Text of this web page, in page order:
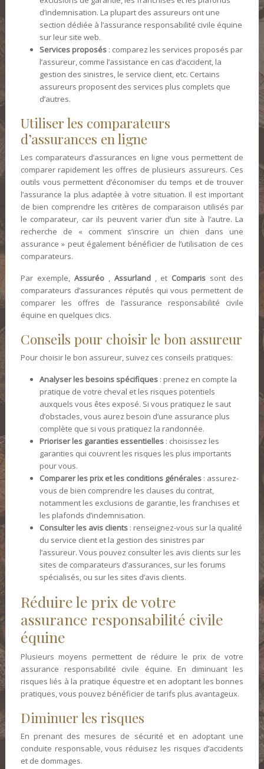
d’indemnisation. La plupart des assureurs ont une
section dédiée à l’assurance responsabilité civile équine
sur leur site web.
Services proposés : comparez les services proposés par
l’assureur, comme l’assistance en cas d’accident, la
gestion des sinistres, le service client, etc. Certains
assureurs proposent des services plus complets que
d’autres.
Utiliser les comparateurs
d’assurances en ligne
Les comparateurs d’assurances en ligne vous permettent de
comparer rapidement les offres de plusieurs assureurs. Ces
outils vous permettent d’économiser du temps et de trouver
l’assurance la plus adaptée à votre situation. Il est important
de bien comprendre les critères de comparaison utilisés par
le comparateur, car ils peuvent varier d’un site à l’autre. La
recherche de « comment s’inscrire un chien dans une
assurance » peut également bénéficier de l’utilisation de ces
comparateurs.
Par exemple, Assuréo , Assurland , et Comparis sont des
comparateurs d’assurances réputés qui vous permettent de
comparer les offres de l’assurance responsabilité civile
équine en quelques clics.
Conseils pour choisir le bon assureur
Pour choisir le bon assureur, suivez ces conseils pratiques:
Analyser les besoins spécifiques : prenez en compte la
pratique de votre cheval et les risques potentiels
auxquels vous êtes exposé. Si vous pratiquez le saut
d’obstacles, vous aurez besoin d’une assurance plus
complète que si vous pratiquez la randonnée.
Prioriser les garanties essentielles : choisissez les
garanties qui couvrent les risques les plus importants
pour vous.
Comparer les prix et les conditions générales : assurez-
vous de bien comprendre les clauses du contrat,
notamment les exclusions de garantie, les franchises et
les plafonds d’indemnisation.
Consulter les avis clients : renseignez-vous sur la qualité
du service client et la gestion des sinistres par
l’assureur. Vous pouvez consulter les avis clients sur les
sites de comparateurs d’assurances, sur les forums
spécialisés, ou sur les sites d’avis clients.
Réduire le prix de votre
assurance responsabilité civile
équine
Plusieurs moyens permettent de réduire le prix de votre
assurance responsabilité civile équine. En diminuant les
risques liés à la pratique équestre et en adoptant les bonnes
pratiques, vous pouvez bénéficier de tarifs plus avantageux.
Diminuer les risques
En prenant des mesures de sécurité et en adoptant une
conduite responsable, vous réduisez les risques d’accidents
et de dommages.